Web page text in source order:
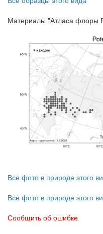
Материалы "Атласа флоры
Все фото в природе этого
Все фото в природе этого
Сообщить об ошибке